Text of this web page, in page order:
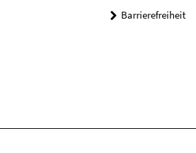
Barrierefreiheit